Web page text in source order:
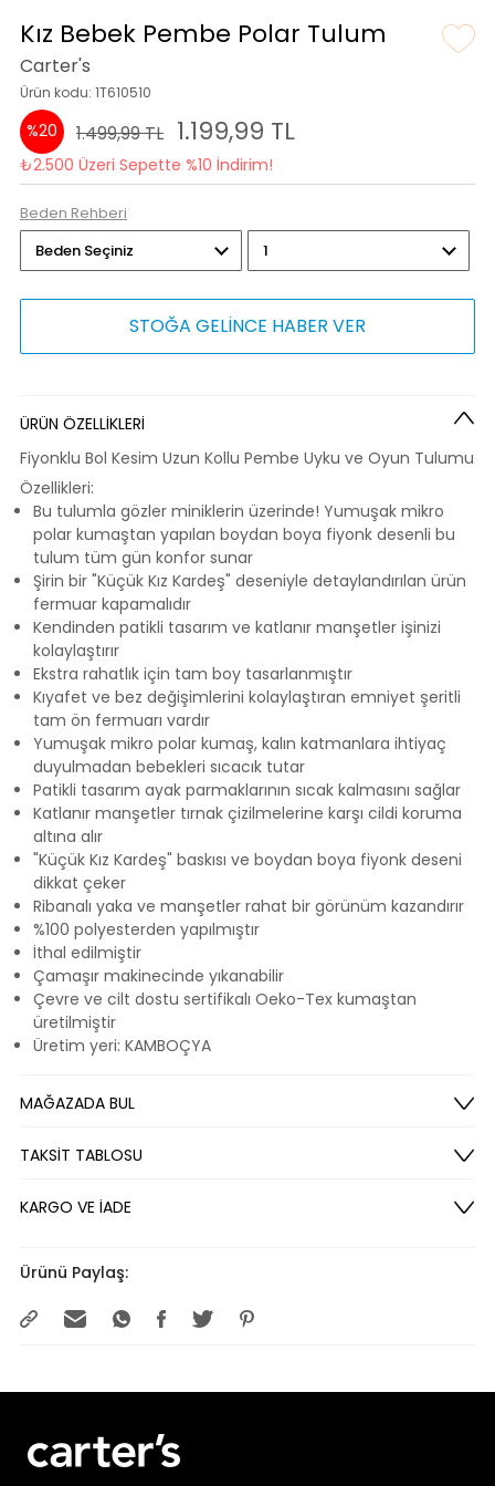
Kız Bebek Pembe Polar Tulum
Carter's
Ürün kodu: 1T610510
%20 1.499,99 TL 1.199,99 TL
₺2.500 Üzeri Sepette %10 İndirim!
Beden Rehberi
STOĞA GELİNCE HABER VER
ÜRÜN ÖZELLİKLERİ
Fiyonklu Bol Kesim Uzun Kollu Pembe Uyku ve Oyun Tulumu
Özellikleri:
Bu tulumla gözler miniklerin üzerinde! Yumuşak mikro
polar kumaştan yapılan boydan boya fiyonk desenli bu
tulum tüm gün konfor sunar
Şirin bir "Küçük Kız Kardeş" deseniyle detaylandırılan ürün
fermuar kapamalıdır
Kendinden patikli tasarım ve katlanır manşetler işinizi
kolaylaştırır
Ekstra rahatlık için tam boy tasarlanmıştır
Kıyafet ve bez değişimlerini kolaylaştıran emniyet şeritli
tam ön fermuarı vardır
Yumuşak mikro polar kumaş, kalın katmanlara ihtiyaç
duyulmadan bebekleri sıcacık tutar
Patikli tasarım ayak parmaklarının sıcak kalmasını sağlar
Katlanır manşetler tırnak çizilmelerine karşı cildi koruma
altına alır
"Küçük Kız Kardeş" baskısı ve boydan boya fiyonk deseni
dikkat çeker
Ribanalı yaka ve manşetler rahat bir görünüm kazandırır
%100 polyesterden yapılmıştır
İthal edilmiştir
Çamaşır makinecinde yıkanabilir
Çevre ve cilt dostu sertifikalı Oeko-Tex kumaştan
üretilmiştir
Üretim yeri: KAMBOÇYA
MAĞAZADA BUL
TAKSİT TABLOSU
KARGO VE İADE
Ürünü Paylaş: